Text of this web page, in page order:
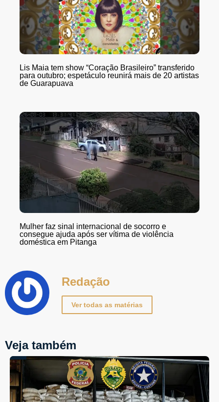
Lis Maia tem show “Coração Brasileiro” transferido
para outubro; espetáculo reunirá mais de 20 artistas
de Guarapuava
Mulher faz sinal internacional de socorro e
consegue ajuda após ser vítima de violência
doméstica em Pitanga
Redação
Ver todas as matérias
Veja também